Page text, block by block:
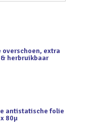
extra
herbruikbaar
antistatische folie
80µ